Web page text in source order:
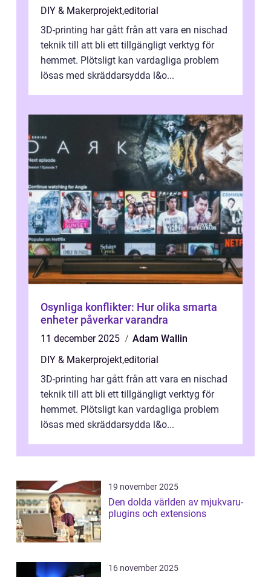
DIY & Makerprojekt,editorial
3D-printing har gått från att vara en nischad
teknik till att bli ett tillgängligt verktyg för
hemmet. Plötsligt kan vardagliga problem
lösas med skräddarsydda l&o...
Osynliga konflikter: Hur olika smarta
enheter påverkar varandra
11 december 2025
Adam Wallin
DIY & Makerprojekt,editorial
3D-printing har gått från att vara en nischad
teknik till att bli ett tillgängligt verktyg för
hemmet. Plötsligt kan vardagliga problem
lösas med skräddarsydda l&o...
19 november 2025
Den dolda världen av mjukvaru-
plugins och extensions
16 november 2025